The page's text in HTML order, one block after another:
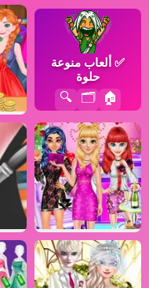
✅ ألعاب منوعة
حلوة
🏠
🗂️
🔍